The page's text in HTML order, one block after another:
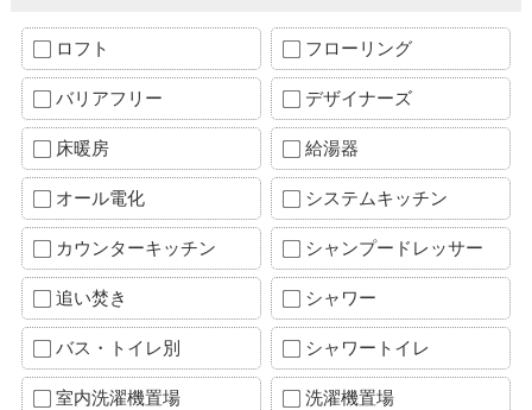
ロフト フローリング
バリアフリー デザイナーズ
床暖房 給湯器
オール電化 システムキッチン
カウンターキッチン シャンプードレッサー
追い焚き シャワー
バス・トイレ別 シャワートイレ
室内洗濯機置場 洗濯機置場